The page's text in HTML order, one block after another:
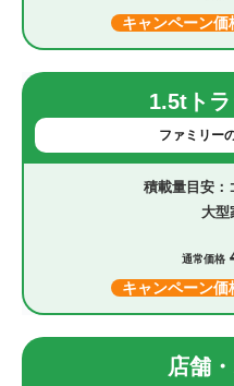
キャンペーン価
1.5tト
ファミリー
大型
通常価格
キャンペーン価
店舗